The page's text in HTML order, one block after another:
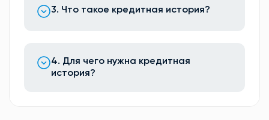
3. Что такое кредитная история?
4. Для чего нужна кредитная
история?